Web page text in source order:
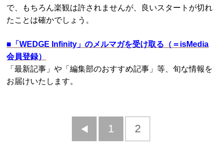
で、もちろん楽観は許されませんが、良いスタートが切れ
たことは確かでしょう。
■ 「WEDGE Infinity」のメルマガを受け取る（＝isMedia
会員登録）
「最新記事」や「編集部のおすすめ記事」等、旬な情報を
お届けいたします。
前
1 2